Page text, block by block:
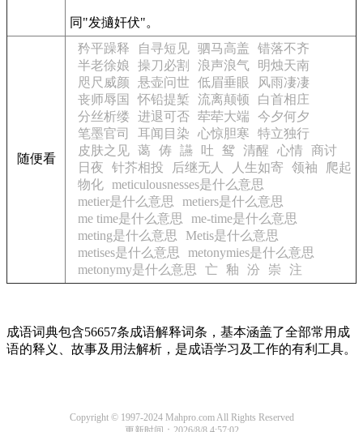
同"发擿奸伏"。
随便看
矜平躁释 自寻短见 驷马高盖
错落不齐
半老徐娘
操刀必割 浪声浪气
明烛天南
咫尺威颜
悬壶问世 低眉垂眼
风雨凄凄
丧师辱国
怀铅提椠 流离颠顿
白首相庄
分丝析缕 进退可否 荦荦大端
今夕何夕
笔墨官司
耳闻目染 心惊胆寒
特立独行
皮肤之见 蔼 俦 讌 吐 鸳 清醒 心情
商讨
日夜
针芥相投 后继无人 人生如寄 领袖
爬起
物化 meticulousnesses是什么意思
metier是什么意思
metiers是什么意思
me time是什么意思
me-time是什么意思
meting是什么意思
Metis是什么意思
metises是什么意思
metonymies是什么意思
metonymy是什么意思
亡 釉 汾 崇 注
成语词典包含56657条成语解释词条，基本涵盖了全部常用成
语的释义、故事及用法解析，是成语学习及工作的有利工具。
Copyright © 1997-2024 Mahpro.com All Rights Reserved